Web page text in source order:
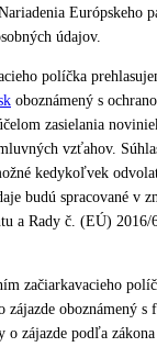
Európskeho
údajov.
políčka
oboznámený s
zasielania
vzťahov.
kedykoľvek
budú spracované v
a Rady č. (EÚ) 2016/
začiarkavacieho
oboznámený s
zájazde podľa zákona